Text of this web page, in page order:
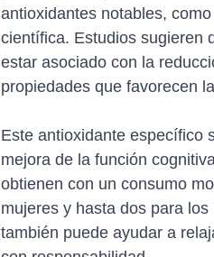
antioxidantes notables,
científica. Estudios sugieren
estar asociado con la
propiedades que favorecen
Este antioxidante específico
mejora de la función
obtienen con un consumo
mujeres y hasta dos para
también puede ayudar a